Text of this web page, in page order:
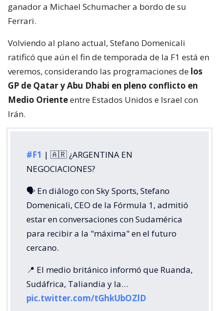
ganador a Michael Schumacher a bordo de su
Ferrari.
Volviendo al plano actual, Stefano Domenicali
ratificó que aún el fin de temporada de la F1 está en
veremos, considerando las programaciones de los
GP de Qatar y Abu Dhabi en pleno conflicto en
Medio Orienteentre Estados Unidos e Israel con
Irán.
#F1 | 🇦🇷 ¿ARGENTINA EN
NEGOCIACIONES?
🗣️ En diálogo con Sky Sports, Stefano
Domenicali, CEO de la Fórmula 1, admitió
estar en conversaciones con Sudamérica
para recibir a la "máxima" en el futuro
cercano.
📍 El medio británico informó que Ruanda,
Sudáfrica, Taliandia y la…
pic.twitter.com/tGhkUbOZlD